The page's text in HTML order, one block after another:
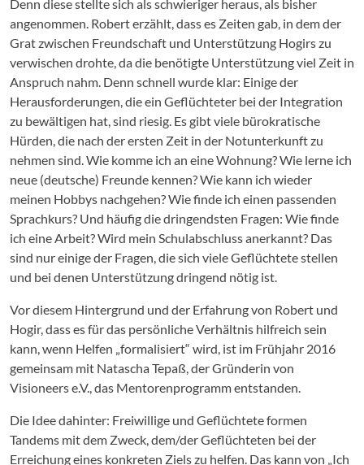
Denn diese stellte sich als schwieriger heraus, als bisher
angenommen. Robert erzählt, dass es Zeiten gab, in dem der
Grat zwischen Freundschaft und Unterstützung Hogirs zu
verwischen drohte, da die benötigte Unterstützung viel Zeit in
Anspruch nahm. Denn schnell wurde klar: Einige der
Herausforderungen, die ein Geflüchteter bei der Integration
zu bewältigen hat, sind riesig. Es gibt viele bürokratische
Hürden, die nach der ersten Zeit in der Notunterkunft zu
nehmen sind. Wie komme ich an eine Wohnung? Wie lerne ich
neue (deutsche) Freunde kennen? Wie kann ich wieder
meinen Hobbys nachgehen? Wie finde ich einen passenden
Sprachkurs? Und häufig die dringendsten Fragen: Wie finde
ich eine Arbeit? Wird mein Schulabschluss anerkannt? Das
sind nur einige der Fragen, die sich viele Geflüchtete stellen
und bei denen Unterstützung dringend nötig ist.
Vor diesem Hintergrund und der Erfahrung von Robert und
Hogir, dass es für das persönliche Verhältnis hilfreich sein
kann, wenn Helfen „formalisiert“ wird, ist im Frühjahr 2016
gemeinsam mit Natascha Tepaß, der Gründerin von
Visioneers e.V., das Mentorenprogramm entstanden.
Die Idee dahinter: Freiwillige und Geflüchtete formen
Tandems mit dem Zweck, dem/der Geflüchteten bei der
Erreichung eines konkreten Ziels zu helfen. Das kann von „Ich